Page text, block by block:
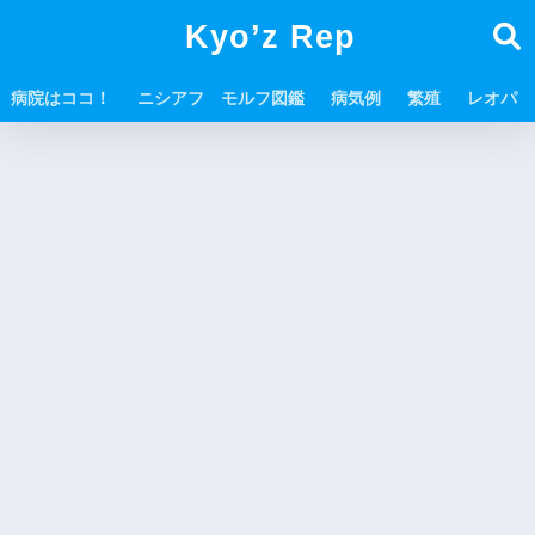
Kyo’z Rep
病院はココ！ ニシアフ モルフ図鑑 病気例 繁殖 レオパ